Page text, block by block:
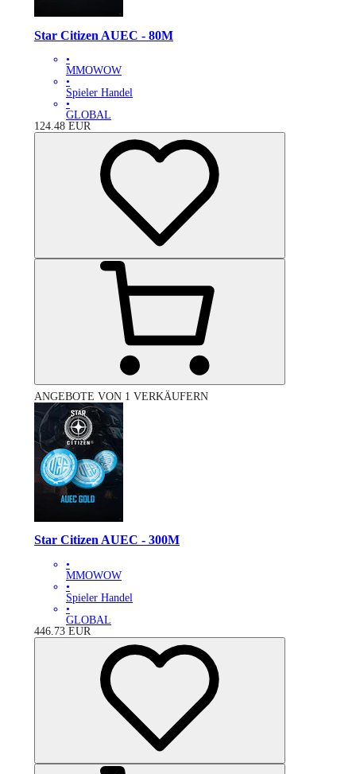
Star Citizen AUEC - 80M
•
MMOWOW
•
Spieler Handel
•
GLOBAL
124.48 EUR
ANGEBOTE VON 1 VERKÄUFERN
Star Citizen AUEC - 300M
•
MMOWOW
•
Spieler Handel
•
GLOBAL
446.73 EUR